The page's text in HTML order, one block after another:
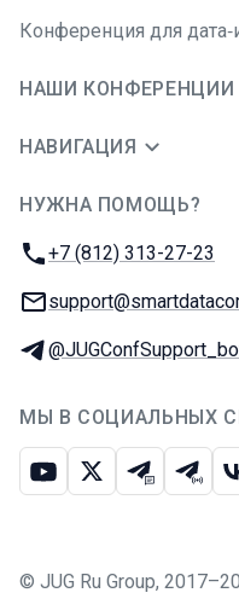
Конференция для
НАШИ КОНФЕРЕНЦИИ
НАВИГАЦИЯ
НУЖНА ПОМОЩЬ?
Телефон:
+7 (812) 313-27-23
E-mail:
Телеграм:
МЫ В СОЦИАЛЬНЫХ
ЮтубИкс Телеграм-
© JUG Ru Group,